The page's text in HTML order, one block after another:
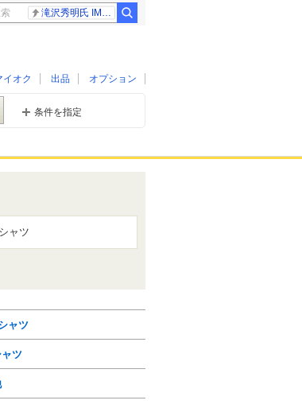
滝沢秀明氏 IMPACT26
イオク 出品 オプション
条件を指定
ャツ
ャツ
ツ